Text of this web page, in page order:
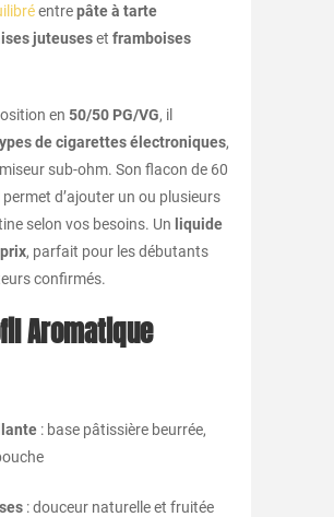
entrepâte à tarte
juteuseset framboises
en 50/50 PG/VG, il
de cigarettes électroniques,
sub-ohm. Son flacon de 60
d’ajouter un ou plusieurs
selon vos besoins. Un liquide
, parfait pour les débutants
confirmés.
Aromatique
: base pâtissière beurrée,
: douceur naturelle et fruitée